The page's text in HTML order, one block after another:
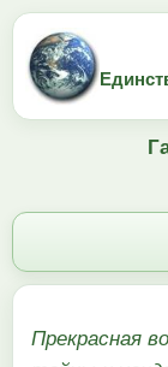
Прекрасная